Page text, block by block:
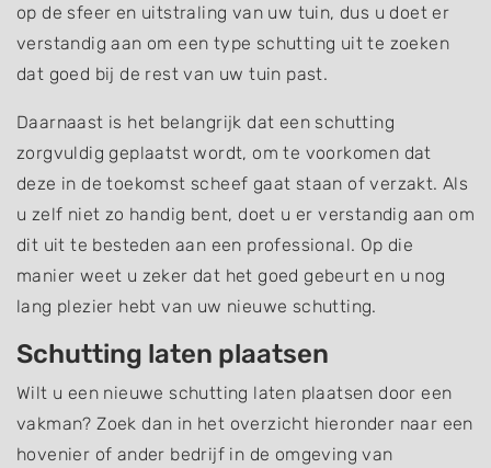
op de sfeer en uitstraling van uw tuin, dus u doet er
verstandig aan om een type schutting uit te zoeken
dat goed bij de rest van uw tuin past.
Daarnaast is het belangrijk dat een schutting
zorgvuldig geplaatst wordt, om te voorkomen dat
deze in de toekomst scheef gaat staan of verzakt. Als
u zelf niet zo handig bent, doet u er verstandig aan om
dit uit te besteden aan een professional. Op die
manier weet u zeker dat het goed gebeurt en u nog
lang plezier hebt van uw nieuwe schutting.
Schutting laten plaatsen
Wilt u een nieuwe schutting laten plaatsen door een
vakman? Zoek dan in het overzicht hieronder naar een
hovenier of ander bedrijf in de omgeving van